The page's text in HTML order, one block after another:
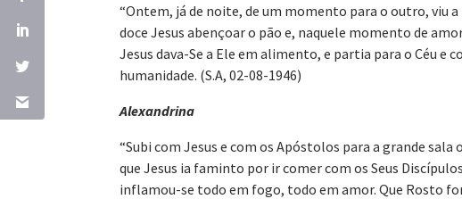
“Ontem, já de noite, de um momento para o outro, viu a
doce Jesus abençoar o pão e, naquele momento de
Jesus dava-Se a Ele em alimento, e partia para o Céu e
humanidade. (S.A, 02-08-1946)
Alexandrina
“Subi com Jesus e com os Apóstolos para a grande
que Jesus ia faminto por ir comer com os Seus
inflamou-se todo em fogo, todo em amor. Que Rosto